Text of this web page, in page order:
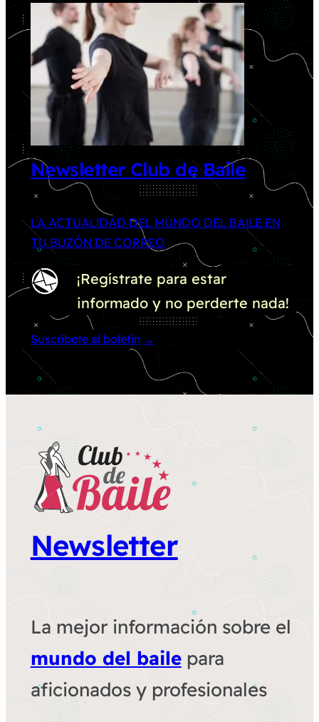
Newsletter Club de Baile
LA ACTUALIDAD DEL MUNDO DEL BAILE EN
TU BUZÓN DE CORREO
¡Regístrate para estar
informado y no perderte nada!
Suscríbete al boletín
Newsletter
La mejor información sobre el
mundo del bailepara
aficionados y profesionales